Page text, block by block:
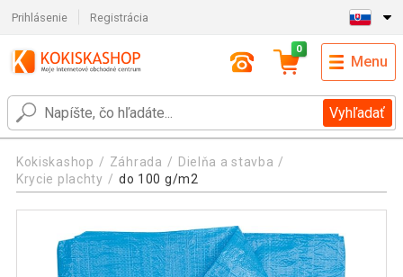
Prihlásenie Registrácia
Vyhľadať
0
Menu
Kokiskashop Záhrada
Dielňa a stavba
Krycie plachty
do 100 g/m2